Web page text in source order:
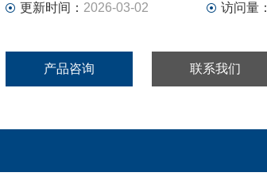
更新时间： 2026-03-02 访问量：
产品咨询 联系我们